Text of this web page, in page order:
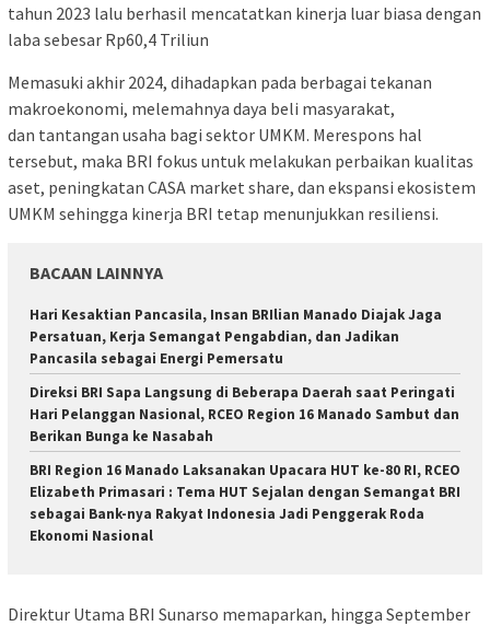
tahun 2023 lalu berhasil mencatatkan kinerja luar biasa dengan
laba sebesar Rp60,4 Triliun
Memasuki akhir 2024, dihadapkan pada berbagai tekanan
makroekonomi, melemahnya daya beli masyarakat,
dan tantangan usaha bagi sektor UMKM. Merespons hal
tersebut, maka BRI fokus untuk melakukan perbaikan kualitas
aset, peningkatan CASA market share, dan ekspansi ekosistem
UMKM sehingga kinerja BRI tetap menunjukkan resiliensi.
BACAAN LAINNYA
Hari Kesaktian Pancasila, Insan BRIlian Manado Diajak Jaga
Persatuan, Kerja Semangat Pengabdian, dan Jadikan
Pancasila sebagai Energi Pemersatu
Direksi BRI Sapa Langsung di Beberapa Daerah saat Peringati
Hari Pelanggan Nasional, RCEO Region 16 Manado Sambut dan
Berikan Bunga ke Nasabah
BRI Region 16 Manado Laksanakan Upacara HUT ke-80 RI, RCEO
Elizabeth Primasari : Tema HUT Sejalan dengan Semangat BRI
sebagai Bank-nya Rakyat Indonesia Jadi Penggerak Roda
Ekonomi Nasional
Direktur Utama BRI Sunarso memaparkan, hingga September